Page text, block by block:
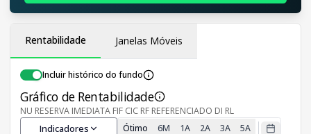
Rentabilidade Janelas Móveis
Incluir histórico do fundo
Gráfico de Rentabilidade
NU RESERVA IMEDIATA FIF CIC RF REFERENCIADO DI RL
Indicadores Ótimo 6M 1A 2A 3A 5A